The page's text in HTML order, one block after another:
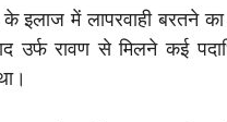
इलाज में लापरवाही बरतने
रावण से मिलने कई